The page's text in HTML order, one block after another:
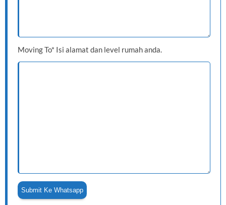
Moving To* Isi alamat dan level rumah anda.